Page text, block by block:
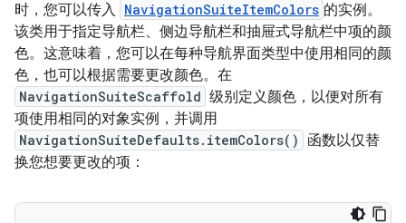
时，您可以传入
NavigationSuiteItemColors 的实例。
该类用于指定导航栏、侧边导航栏和抽屉式导航栏中项的颜
色。这意味着，您可以在每种导航界面类型中使用相同的颜
色，也可以根据需要更改颜色。在
NavigationSuiteScaffold 级别定义颜色，以便对所有
项使用相同的对象实例，并调用
NavigationSuiteDefaults.itemColors()
函数以仅替
换您想要更改的项：